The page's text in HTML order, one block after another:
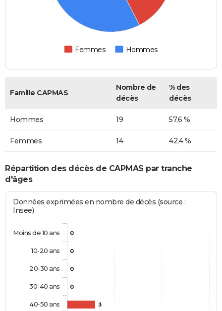
Femmes Hommes
Famille CAPMAS
Nombre de
décès
% des
décès
Hommes 19 57,6 %
Femmes 14 42,4 %
Répartition des décès de CAPMAS par tranche
d'âges
Données exprimées en nombre de décès (source :
Insee)
0
0
0
0
3
Moins de 10 ans
10-20 ans
20-30 ans
30-40 ans
40-50 ans